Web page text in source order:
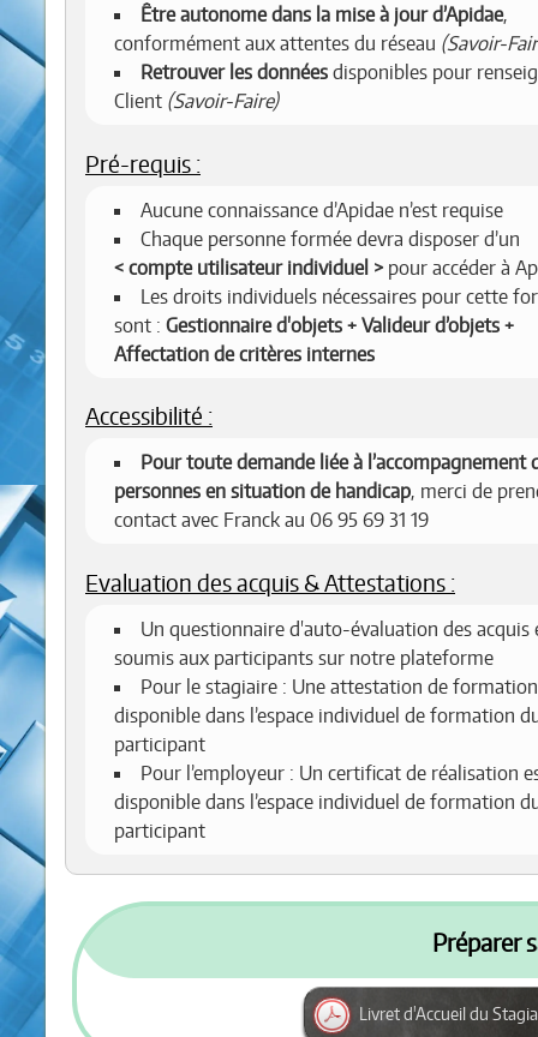
Être autonome dans la mise à jour d’Apidae,
conformément aux attentes du réseau (Savoir-
Retrouver les données disponibles pour
Client (Savoir-Faire)
Pré-requis :
Aucune connaissance d’Apidae n’est requise
Chaque personne formée devra disposer d’un
compte utilisateur individuel
pour accéder à
Les droits individuels nécessaires pour cette
sont : Gestionnaire d'objets + Valideur d’objets +
Affectation de critères internes
Accessibilité :
Pour toute demande liée à l’accompagnement
personnes en situation de handicap, merci de
contact avec Franck au 06 95 69 31 19
Evaluation des acquis & Attestations :
Un questionnaire d'auto-évaluation des acquis
soumis aux participants sur notre plateforme
Pour le stagiaire : Une attestation de
disponible dans l’espace individuel de formation
participant
Pour l’employeur : Un certificat de réalisation
disponible dans l’espace individuel de formation
participant
Préparer
Livret d'Accueil du